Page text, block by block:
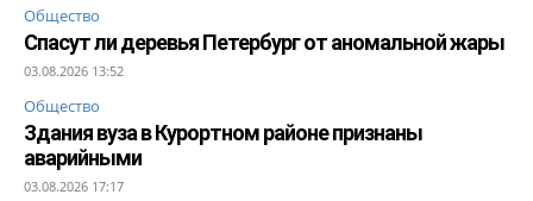
Общество
Спасут ли деревья Петербург от аномальной жары
03.08.2026 13:52
Общество
Здания вуза в Курортном районе признаны
аварийными
03.08.2026 17:17